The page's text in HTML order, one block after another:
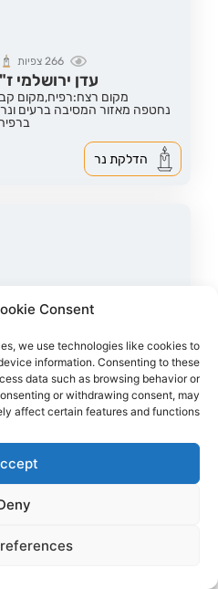
Consent
we use technologies like cookies to
information. Consenting to these
data such as browsing behavior or
or withdrawing consent, may
affect certain features and functions.
266 צפיות
עדן ירושלמי
מקום רצח:רפיח,מקום
נחטפה מאזור המסיבה ברעים
הדלקת נר
לירז אסולין ז"ל
לירז ז"ל עוד הספיקה לכתוב